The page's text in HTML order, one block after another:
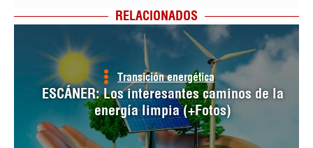
RELACIONADOS
Transición energética
ESCÁNER: Los interesantes caminos de la
energía limpia (+Fotos)